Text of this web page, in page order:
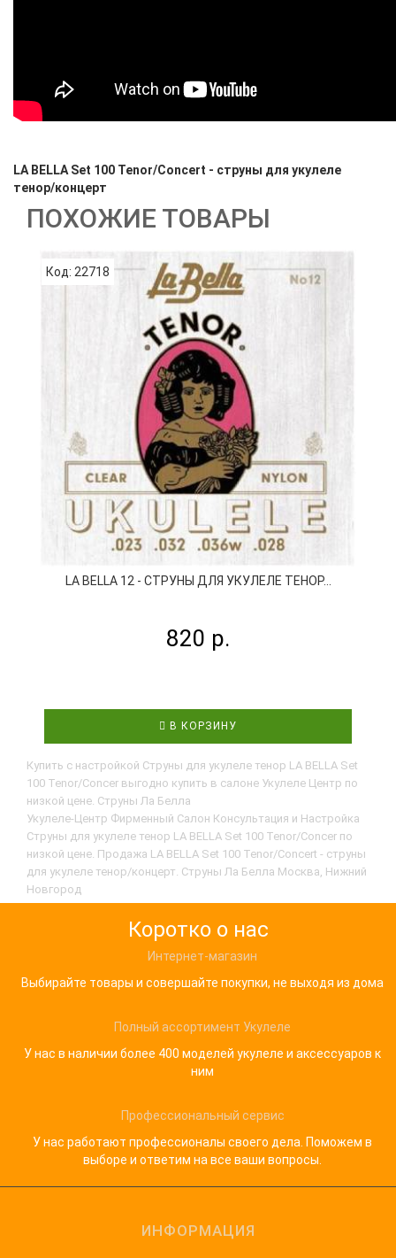
LA BELLA Set 100 Tenor/Concert - струны для укулеле
тенор/концерт
ПОХОЖИЕ ТОВАРЫ
Код: 22718
LA BELLA 12 - СТРУНЫ ДЛЯ УКУЛЕЛЕ ТЕНОР...
820 р.
В КОРЗИНУ
Купить с настройкой Струны для укулеле тенор LA BELLA Set
100 Tenor/Concer выгодно купить в салоне Укулеле Центр по
низкой цене. Струны Ла Белла
Укулеле-Центр Фирменный Салон Консультация и Настройка
Струны для укулеле тенор LA BELLA Set 100 Tenor/Concer по
низкой цене. Продажа LA BELLA Set 100 Tenor/Concert - струны
для укулеле тенор/концерт. Струны Ла Белла Москва, Нижний
Новгород
Коротко о нас
Интернет-магазин
Выбирайте товары и совершайте покупки, не выходя из дома
Полный ассортимент Укулеле
У нас в наличии более 400 моделей укулеле и аксессуаров к
ним
Профессиональный сервис
У нас работают профессионалы своего дела. Поможем в
выборе и ответим на все ваши вопросы.
ИНФОРМАЦИЯ